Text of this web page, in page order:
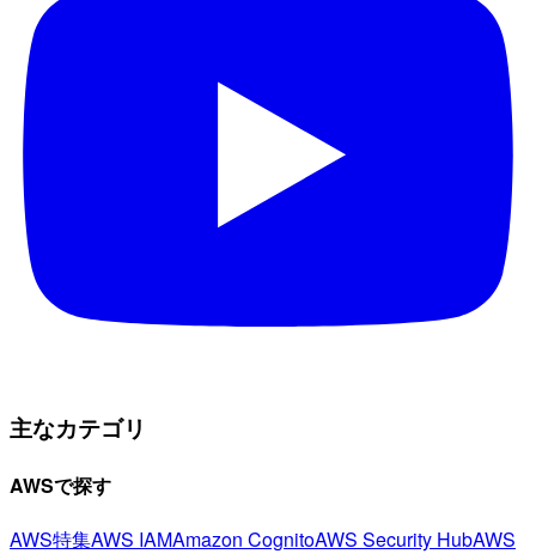
主なカテゴリ
AWSで探す
AWS特集AWS IAMAmazon CognitoAWS Security HubAWS